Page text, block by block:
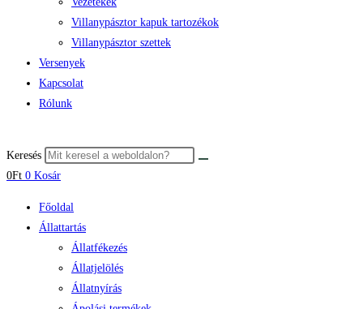
Villanypásztor kapuk tartozékok
Villanypásztor szettek
Versenyek
Kapcsolat
Rólunk
Keresés
0Ft 0 Kosár
Főoldal
Állattartás
Állatfékezés
Állatjelölés
Állatnyírás